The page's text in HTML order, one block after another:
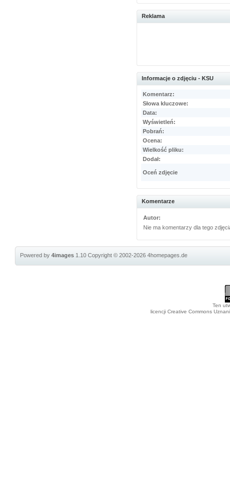
Reklama
Informacje o zdjęciu - KSU
Komentarz:
Słowa kluczowe:
Data:
Wyświetleń:
Pobrań:
Ocena:
Wielkość pliku:
Dodał:
Oceń zdjęcie
Komentarze
Autor:
Nie ma komentarzy dla tego
Powered by4images 1.10Copyright © 2002-20264homepages.de
Ten
licencji Creative Commons